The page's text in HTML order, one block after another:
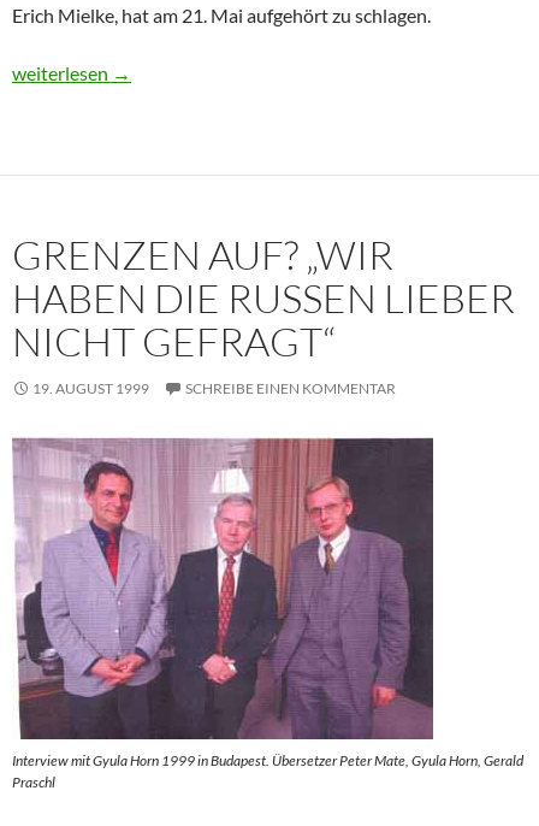
Erich Mielke, hat am 21. Mai aufgehört zu schlagen.
Historisches Dokument: Die Trauerrede für Erich Mielke (1907-
weiterlesen →
GRENZEN AUF? „WIR
HABEN DIE RUSSEN LIEBER
NICHT GEFRAGT“
19. AUGUST 1999 SCHREIBE EINEN KOMMENTAR
Interview mit Gyula Horn 1999 in Budapest. Übersetzer Peter Mate, Gyula Horn, Gerald
Praschl